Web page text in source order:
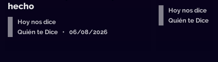
hecho
Hoy nos dice
Quién te Dice • 06/08/2026
Hoy nos dice
Quién te Dice